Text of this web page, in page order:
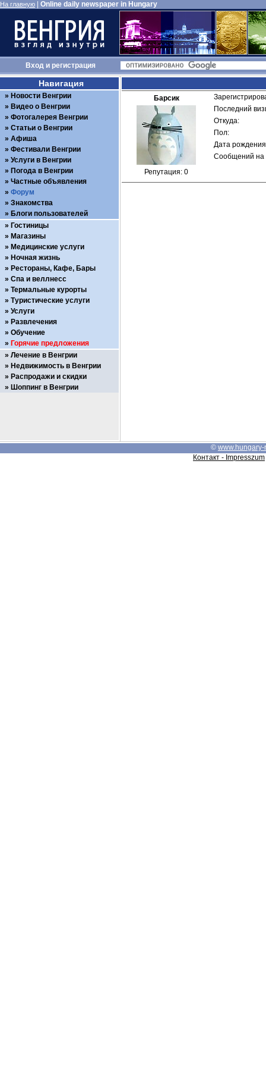
На главную Online daily newspaper in Hungary
Входи регистрация
Барсик
Репутация: 0
Последний
Откуда:
Пол:
Дата
Сообщений на
Навигация
Новости Венгрии
Видео о Венгрии
Фотогалерея Венгрии
Статьи о Венгрии
Афиша
Фестивали Венгрии
Услуги в Венгрии
Погода в Венгрии
Частные объявления
Форум
Знакомства
Блоги пользователей
Гостиницы
Магазины
Медицинские услуги
Ночная жизнь
Рестораны, Кафе, Бары
Спа и веллнесс
Термальные курорты
Туристические услуги
Услуги
Развлечения
Обучение
Горячие предложения
Лечение в Венгрии
Недвижимость в Венгрии
Распродажи и скидки
Шоппинг в Венгрии
© www.hungary-
Контакт - Impresszum